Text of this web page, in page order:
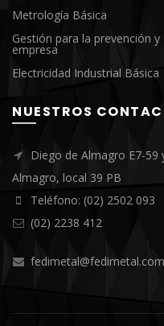
Metrología Básica
Gestión para la prevención
empresa
Electricidad Industrial Básica
NUESTROS
Diego de Almagro E7-
Almagro, local 39 PB
Teléfono: (02) 2502 093
(02) 2238 412